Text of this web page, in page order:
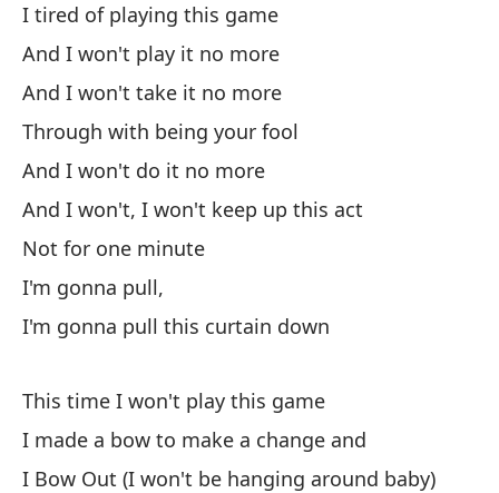
I tired of playing this game
And I won't play it no more
And I won't take it no more
Through with being your fool
And I won't do it no more
And I won't, I won't keep up this act
Not for one minute
I'm gonna pull,
I'm gonna pull this curtain down
This time I won't play this game
I made a bow to make a change and
I Bow Out (I won't be hanging around baby)